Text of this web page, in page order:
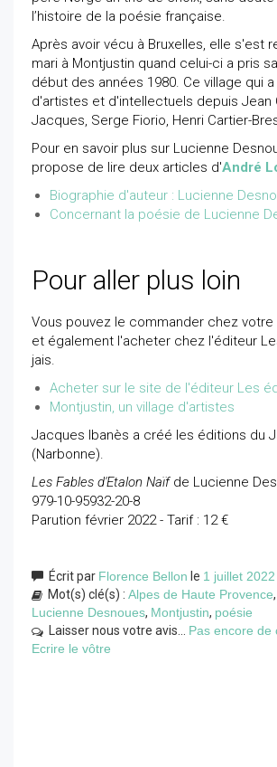
l’histoire de la poésie française.
Après avoir vécu à Bruxelles, elle s'est
mari à Montjustin quand celui-ci a pris
début des années 1980. Ce village qui
d'artistes et d'intellectuels depuis Jean
Jacques, Serge Fiorio, Henri Cartier-
Pour en savoir plus sur Lucienne
propose de lire deux articles d'André
Biographie d'auteur : Lucienne
Concernant la poésie de Lucienne
Pour aller plus loin
Vous pouvez le commander chez
et également l'acheter chez l'éditeur
jais.
Acheter sur le site de l'éditeur Les
Montjustin, un village d'artistes
Jacques Ibanès a créé les éditions du
(Narbonne).
Les Fables d'Etalon Naïfde Lucienne
979-10-95932-20-8
Parution février 2022 - Tarif : 12 €
Écrit par Florence Bellon le 1 juillet 2022
Mot(s) clé(s) : Alpes de Haute Provence,
Lucienne Desnoues, Montjustin, poésie
Laisser nous votre avis... Pas encore de
Ecrire le vôtre